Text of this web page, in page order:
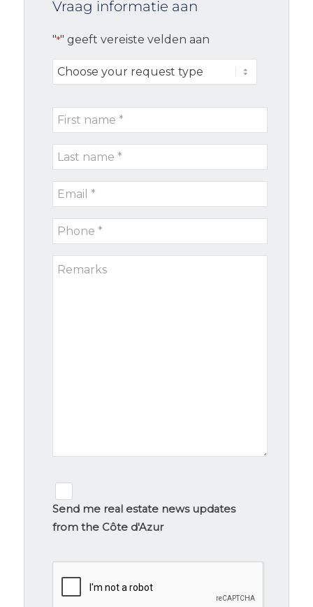
Vraag informatie aan
"*" geeft vereiste velden aan
Choose
your
type
First
name
Last
name
Email
*
Phone
*
Remarks
signup
Send me real estate news updates
from the Côte d'Azur